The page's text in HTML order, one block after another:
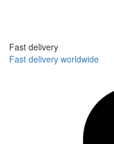
Fast delivery
Fast delivery worldwide